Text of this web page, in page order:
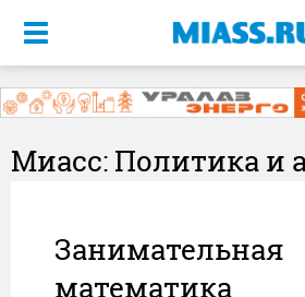
Меню
Миасс: Политика и
Занимательная
математика